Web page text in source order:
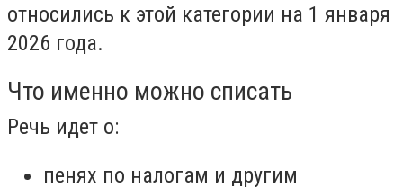
относились к этой категории на 1 января
2026 года.
Что именно можно списать
Речь идет о:
пенях по налогам и другим